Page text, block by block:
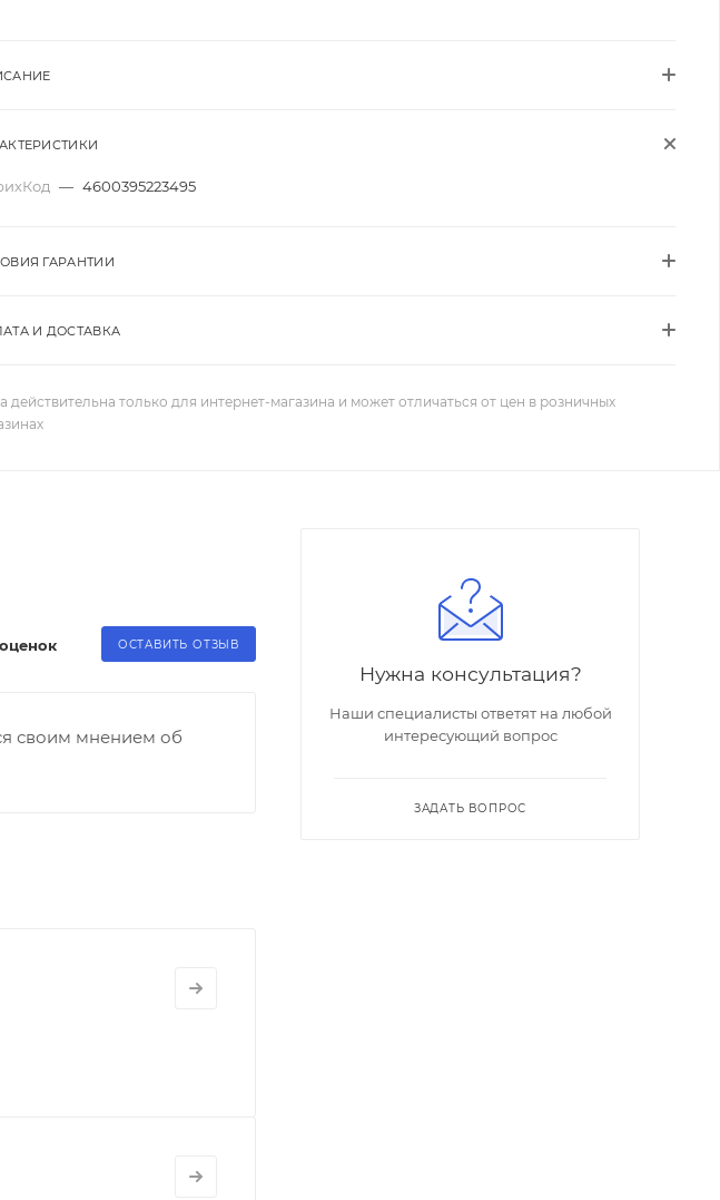
— 4600395223495
ГАРАНТИИ
И ДОСТАВКА
действительна только для интернет-магазина и может отличаться от цен в розничных
ОСТАВИТЬ ОТЗЫВ
своим мнением об
Нужна консультация?
Наши специалисты ответят на любой
интересующий вопрос
ЗАДАТЬ ВОПРОС